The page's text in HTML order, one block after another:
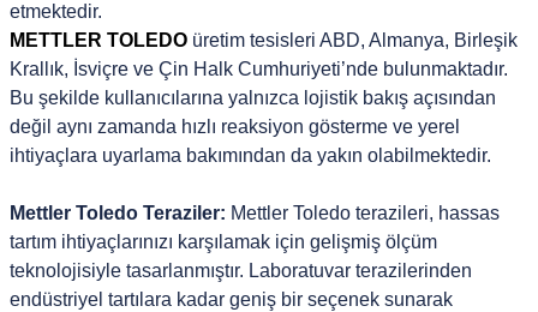
etmektedir.
METTLER TOLEDO üretim tesisleri ABD, Almanya, Birleşik
Krallık, İsviçre ve Çin Halk Cumhuriyeti’nde bulunmaktadır.
Bu şekilde kullanıcılarına yalnızca lojistik bakış açısından
değil aynı zamanda hızlı reaksiyon gösterme ve yerel
ihtiyaçlara uyarlama bakımından da yakın olabilmektedir.
Mettler Toledo Teraziler: Mettler Toledo terazileri, hassas
tartım ihtiyaçlarınızı karşılamak için gelişmiş ölçüm
teknolojisiyle tasarlanmıştır. Laboratuvar terazilerinden
endüstriyel tartılara kadar geniş bir seçenek sunarak